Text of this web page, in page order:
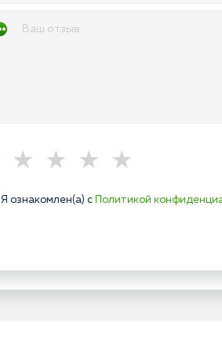
Я ознакомлен(а) с Политикой